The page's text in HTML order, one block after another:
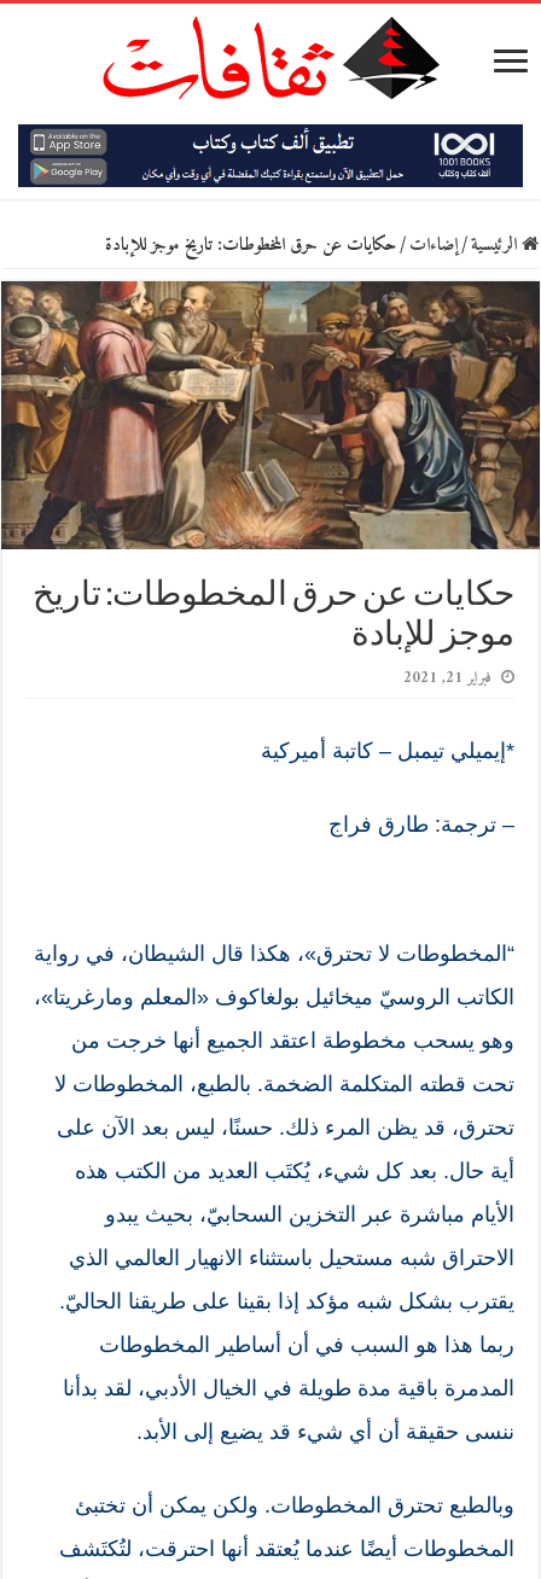
الرئيسية/إضاءات/حكايات عن حرق المخطوطات: تاريخ موجز للإبادة
حكايات عن حرق المخطوطات: تاريخ
موجز للإبادة
فبراير 21, 2021
*إيميلي تيمبل – كاتبة أميركية
– ترجمة: طارق فراج
“المخطوطات لا تحترق»، هكذا قال الشيطان، في رواية
الكاتب الروسيّ ميخائيل بولغاكوف «المعلم ومارغريتا»،
وهو يسحب مخطوطة اعتقد الجميع أنها خرجت من
تحت قطته المتكلمة الضخمة. بالطبع، المخطوطات لا
تحترق، قد يظن المرء ذلك. حسنًا، ليس بعد الآن على
أية حال. بعد كل شيء، يُكتَب العديد من الكتب هذه
الأيام مباشرة عبر التخزين السحابيّ، بحيث يبدو
الاحتراق شبه مستحيل باستثناء الانهيار العالمي الذي
يقترب بشكل شبه مؤكد إذا بقينا على طريقنا الحاليّ.
ربما هذا هو السبب في أن أساطير المخطوطات
المدمرة باقية مدة طويلة في الخيال الأدبي، لقد بدأنا
ننسى حقيقة أن أي شيء قد يضيع إلى الأبد.
وبالطبع تحترق المخطوطات. ولكن يمكن أن تختبئ
المخطوطات أيضًا عندما يُعتقد أنها احترقت، لتُكتَشف